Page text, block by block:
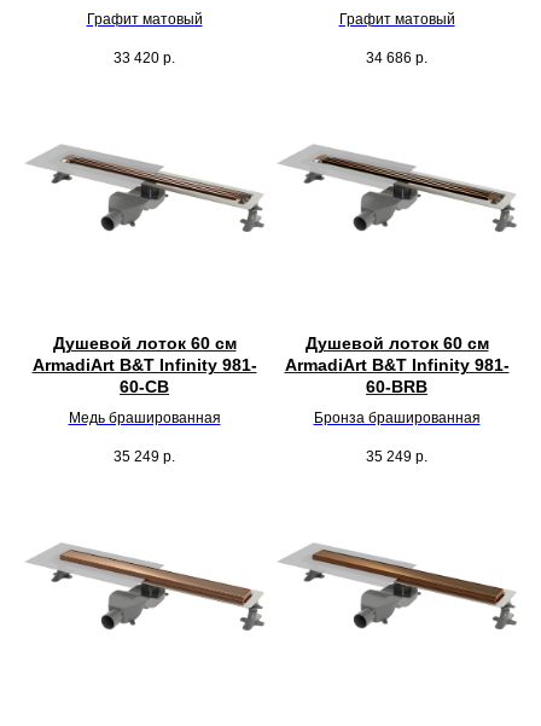
Графит матовый
33 420 р.
Графит матовый
34 686 р.
Душевой лоток 60 см
ArmadiArt B&T Infinity 981-
60-CB
Медь брашированная
35 249 р.
Душевой лоток 60 см
ArmadiArt B&T Infinity 981-
60-BRB
Бронза брашированная
35 249 р.